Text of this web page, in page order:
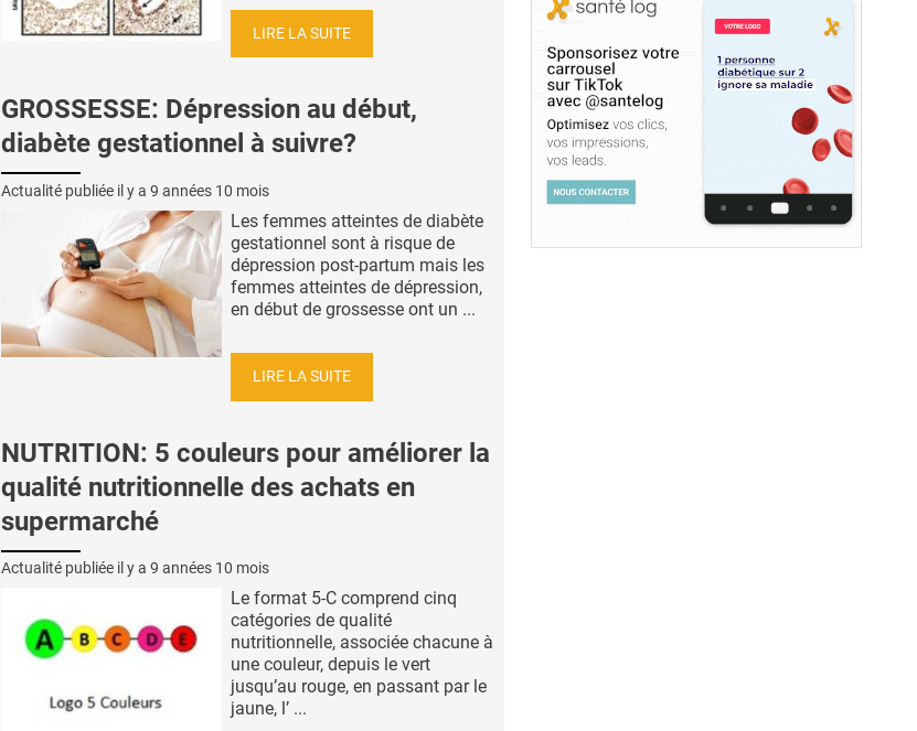
LIRE LA SUITE
GROSSESSE: Dépression au début,
diabète gestationnel à suivre?
Actualité publiée il y a 9 années 10 mois
Les femmes atteintes de diabète
gestationnel sont à risque de
dépression post-partum mais les
femmes atteintes de dépression,
en début de grossesse ont un ...
LIRE LA SUITE
NUTRITION: 5 couleurs pour améliorer la
qualité nutritionnelle des achats en
supermarché
Actualité publiée il y a 9 années 10 mois
Le format 5-C comprend cinq
catégories de qualité
nutritionnelle, associée chacune à
une couleur, depuis le vert
jusqu’au rouge, en passant par le
jaune, l’ ...